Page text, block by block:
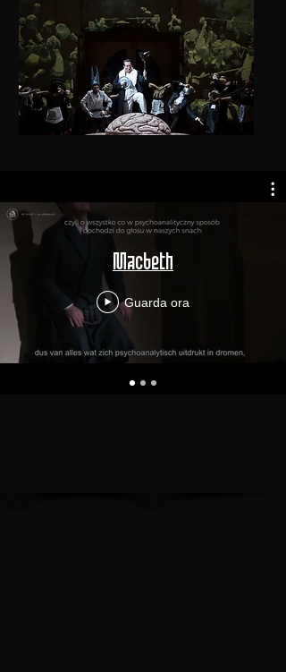
Macbeth
Guarda ora